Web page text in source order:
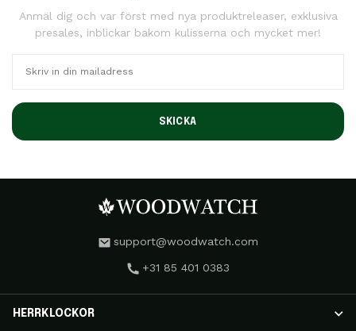
Anmäl dig och var först med nya produktreleaser, exklusiva
presales, inblickar bakom kulisserna och mycket mer!
SKICKA
support@woodwatch.com
+31 85 401 0383
HERRKLOCKOR